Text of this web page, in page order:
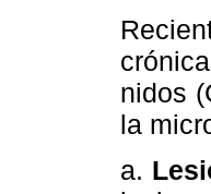
nidos
la
a.